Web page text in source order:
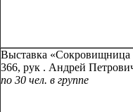
Выставка
366, рук . Андрей
по 30 чел. в группе